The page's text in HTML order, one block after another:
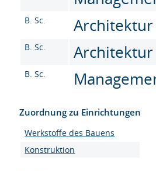
B. Sc. Architektur
B. Sc. Architektur
B. Sc.
Zuordnung zu Einrichtungen
Werkstoffe des Bauens
Konstruktion